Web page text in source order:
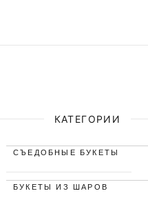
КАТЕГОРИИ
СЪЕДОБНЫЕ БУКЕТЫ
БУКЕТЫ ИЗ ШАРОВ